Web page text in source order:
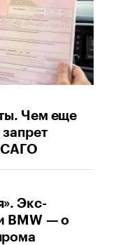
Чем еще
Экс-
BMW — о